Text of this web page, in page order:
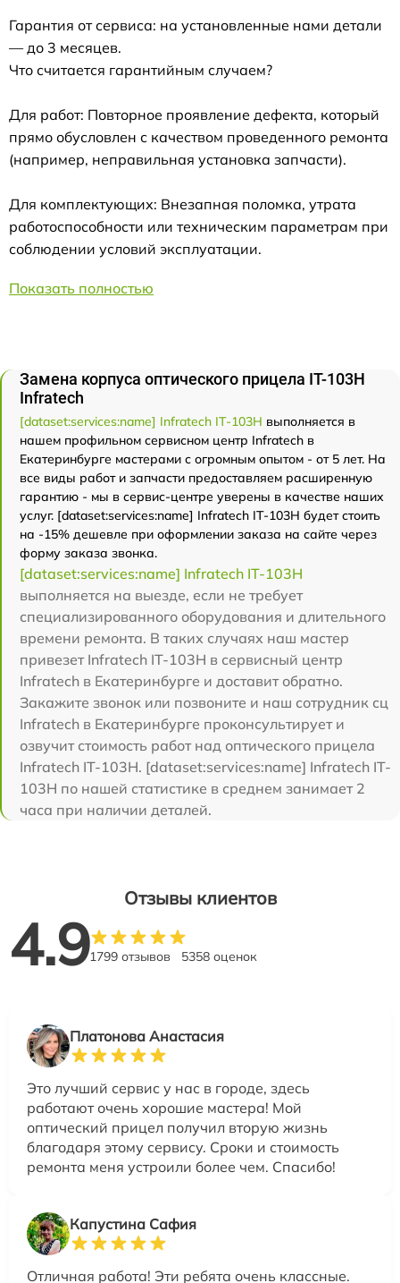
Гарантия от сервиса: на установленные нами детали
— до 3 месяцев.
Что считается гарантийным случаем?
Для работ: Повторное проявление дефекта, который
прямо обусловлен с качеством проведенного ремонта
(например, неправильная установка запчасти).
Для комплектующих: Внезапная поломка, утрата
работоспособности или техническим параметрам при
соблюдении условий эксплуатации.
Показать полностью
Замена корпуса оптического прицела IT-103Н
Infratech
[dataset:services:name] Infratech IT-103Н выполняется в
нашем профильном сервисном центр Infratech в
Екатеринбурге мастерами с огромным опытом - от 5 лет. На
все виды работ и запчасти предоставляем расширенную
гарантию - мы в сервис-центре уверены в качестве наших
услуг. [dataset:services:name] Infratech IT-103Н будет стоить
на -15% дешевле при оформлении заказа на сайте через
форму заказа звонка.
[dataset:services:name] Infratech IT-103Н
выполняется на выезде, если не требует
специализированного оборудования и длительного
времени ремонта. В таких случаях наш мастер
привезет Infratech IT-103Н в сервисный центр
Infratech в Екатеринбурге и доставит обратно.
Закажите звонок или позвоните и наш сотрудник сц
Infratech в Екатеринбурге проконсультирует и
озвучит стоимость работ над оптического прицела
Infratech IT-103Н. [dataset:services:name] Infratech IT-
103Н по нашей статистике в среднем занимает 2
часа при наличии деталей.
Отзывы клиентов
4.91799 отзывов 5358 оценок
Платонова Анастасия
Это лучший сервис у нас в городе, здесь
работают очень хорошие мастера! Мой
оптический прицел получил вторую жизнь
благодаря этому сервису. Сроки и стоимость
ремонта меня устроили более чем. Спасибо!
Капустина Сафия
Отличная работа! Эти ребята очень классные.